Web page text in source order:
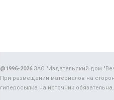
@1996-2026ЗАО "Издательский дом
При размещении материалов на
гиперссылка на источник обязательна.